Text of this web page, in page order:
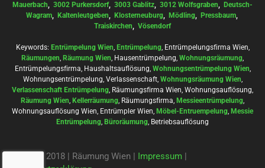
Mauerbach, 3002 Purkersdorf, 3003 Gablitz, 3012 Wolfsgraben, Deutsch-
Wagram, Kaltenleutgeben, Klosterneuburg, Mödling, Pressbaum,
Traiskirchen, Vösendorf
Keywords: Entrümpelung Wien, Entrümpelung, Entrümpelungsfirma Wien,
Räumungen, Räumung Wien, Hausentrümpelung, Wohnungsräumung,
Entrümpelungsfirma, Haushaltsauflösung, Wohnungsentrümpelung Wien,
Wohnungsentrümpelung, Verlassenschaft, Wohnungsräumung Wien,
Verlassenschaft Entrümpelung, Räumungsfirma Wien, Wohnungsauflösung,
Räumung Wien, Kellerräumung, Räumungsfirma, Messieentrümpelung,
Wohnungsauflösung Wien, Entrümpler Wien, Möbel-Entruempelung, Messie
Entrümpelung, Büroräumung, Betriebsauflösung
Copyright 2018 | Räumung Wien | Impressum |